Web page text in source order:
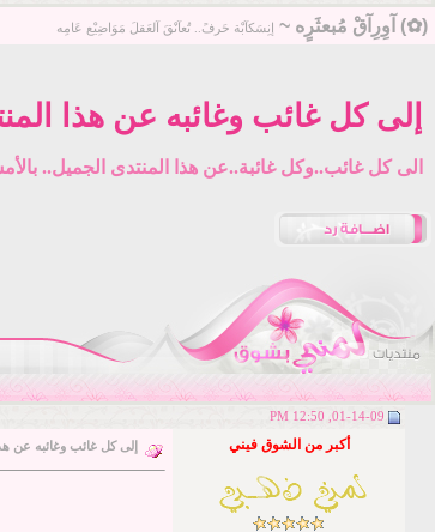
(✿) آوِرِآقْ مُبعثَرٍه ~ إنِسَكآبْة حَرفً.. تُعآنْقَ آلعَقلَ مَوَاضِيْع عَامِه
إلى كل غائب وغائبه عن هذا
الى كل غائب..وكل غائبة..عن هذا المنتدى الجميل..
أكبر من الشوق فيني إلى كل غائب وغائبه عن